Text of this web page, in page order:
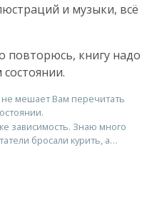
и музыки, всё
повторюсь, книгу надо
не мешает Вам перечитать
зависимость. Знаю много
бросали курить, а